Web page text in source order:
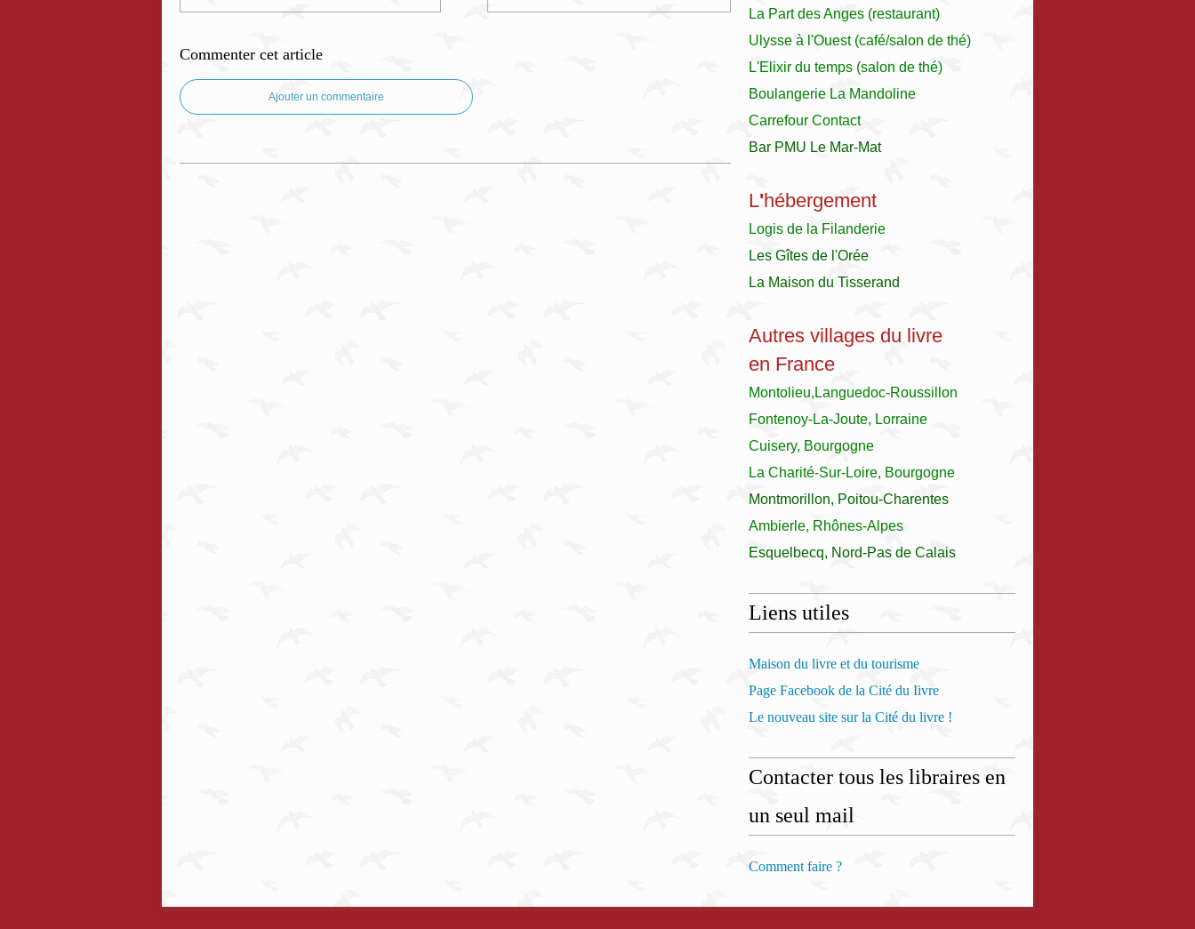
Commenter cet article
Ajouter un commentaire
La Part des Anges (restaurant)
Ulysse à l'Ouest(café/salon de thé)
L'Elixir du temps (salon de thé)
Boulangerie La Mandoline
Carrefour Contact
Bar PMU Le Mar-Mat
L'hébergement
Logis de la Filanderie
Les Gîtes de l'Orée
La Maison du Tisserand
Autres villages du livre
en France
Montolieu,Languedoc-Roussillon
Fontenoy-La-Joute, Lorraine
Cuisery, Bourgogne
La Charité-Sur-Loire, Bourgogne
Montmorillon, Poitou-Charentes
Ambierle, Rhônes-Alpes
Esquelbecq, Nord-Pas de Calais
Liens utiles
Maison du livre et du tourisme
Page Facebook de la Cité du Iivre
Le nouveau site sur la Cité du livre !
Contacter tous les libraires en
un seul mail
Comment faire ?